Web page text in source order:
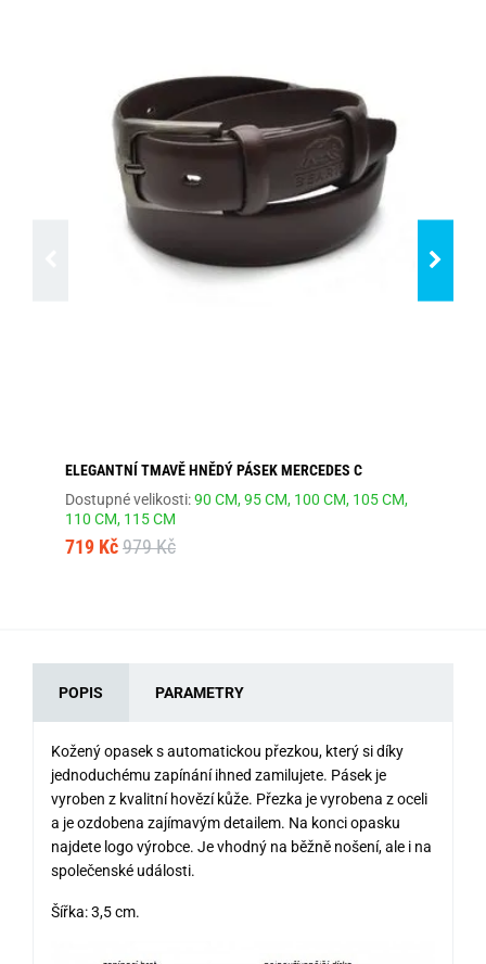
ELEGANTNÍ TMAVĚ HNĚDÝ PÁSEK MERCEDES C
Dostupné velikosti:90 CM,95 CM, 100 CM, 105 CM,
110 CM, 115 CM
719 Kč 979 Kč
POPIS PARAMETRY
Kožený opasek s automatickou přezkou, který si díky
jednoduchému zapínání ihned zamilujete. Pásek je
vyroben z kvalitní hovězí kůže. Přezka je vyrobena z oceli
a je ozdobena zajímavým detailem. Na konci opasku
najdete logo výrobce. Je vhodný na běžně nošení, ale i na
společenské události.
Šířka: 3,5 cm.